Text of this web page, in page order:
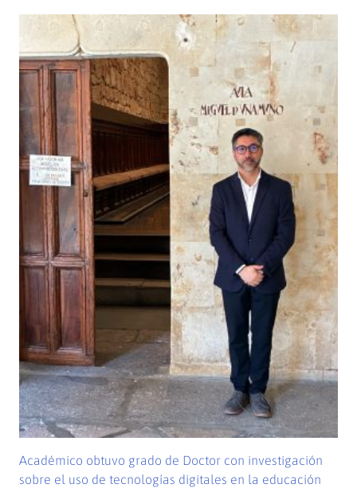
Académico obtuvo grado de Doctor con investigación
sobre el uso de tecnologías digitales en la educación